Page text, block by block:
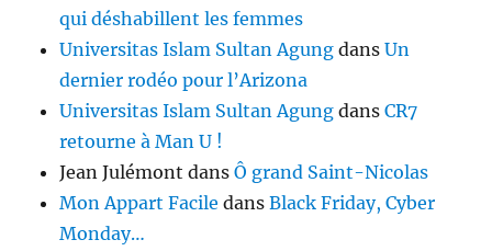
qui déshabillent les femmes
Universitas Islam Sultan Agung dansUn
dernier rodéo pour l’Arizona
Universitas Islam Sultan Agung dansCR7
retourne à Man U !
Jean Julémont dansÔ grand Saint-Nicolas
Mon Appart Facile dansBlack Friday, Cyber
Monday…